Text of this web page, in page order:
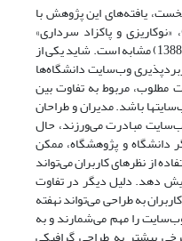
یافته‌های این پژوهش با
«نوکاریزی و عابدینی» (1391)، «نوکاریزی و پاکزاد سرداری»
(1390) و «محمداسماعیل و خانلرخانی» (1388) مشابه است. شاید یکی از
وب‌سایت دانشگاه‌ها
مربوط به تفاوت بین
باشد. مدیران و طراحان
مبادرت می‌ورزند، حال
دانشگاه و پژوهشگاه، ممکن
از نظرهای کاربران می‌تواند
دهد. دلیل دیگر در تفاوت
به طراحی می‌تواند نهفته
را مهم می‌شمارند و به